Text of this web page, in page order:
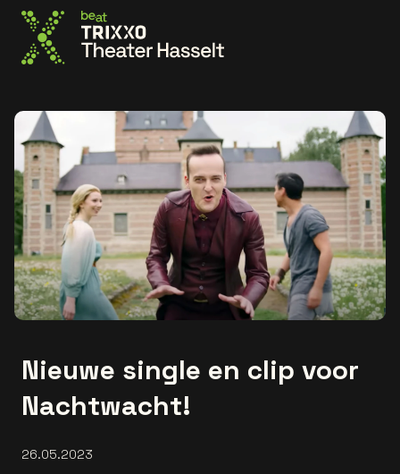
Nieuwe single en clip voor
Nachtwacht!
26.05.2023